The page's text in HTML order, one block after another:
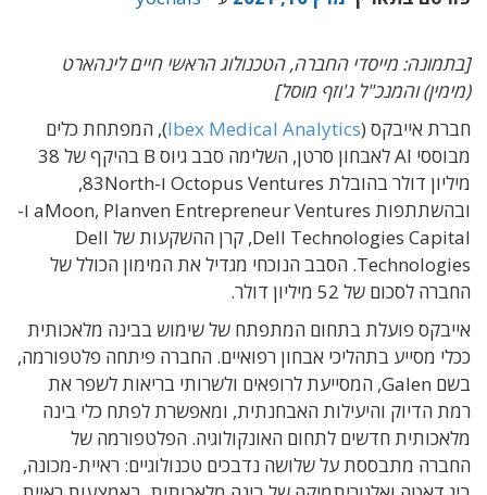
[בתמונה: מייסדי החברה, הטכנולוג הראשי חיים לינהארט
(מימין) והמנכ"ל ג'וזף מוסל]
חברת אייבקס (Ibex Medical Analytics), המפתחת כלים
מבוססי AI לאבחון סרטן, השלימה סבב גיוס B בהיקף של 38
מיליון דולר בהובלת Octopus Ventures ו-83North,
ובהשתתפות aMoon, Planven Entrepreneur Ventures ו-
Dell Technologies Capital, קרן ההשקעות של Dell
Technologies. הסבב הנוכחי מגדיל את המימון הכולל של
החברה לסכום של 52 מיליון דולר.
אייבקס פועלת בתחום המתפתח של שימוש בבינה מלאכותית
ככלי מסייע בתהליכי אבחון רפואיים. החברה פיתחה פלטפורמה,
בשם Galen, המסייעת לרופאים ולשרותי בריאות לשפר את
רמת הדיוק והיעילות האבחנתית, ומאפשרת לפתח כלי בינה
מלאכותית חדשים לתחום האונקולוגיה. הפלטפורמה של
החברה מתבססת על שלושה נדבכים טכנולוגיים: ראיית-מכונה,